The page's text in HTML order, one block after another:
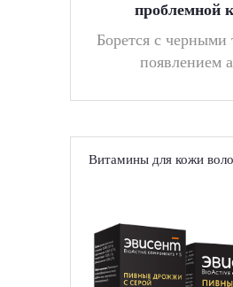
проблемной
Борется с черными
появлением
Витамины для кожи